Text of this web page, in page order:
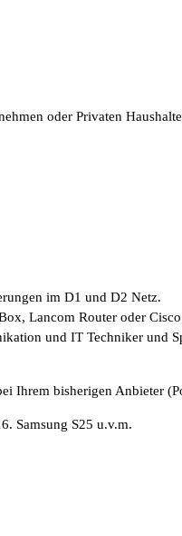
oder Privaten
im D1 und D2 Netz.
Lancom Router oder
und IT Techniker und
Ihrem bisherigen Anbieter
Samsung S25 u.v.m.